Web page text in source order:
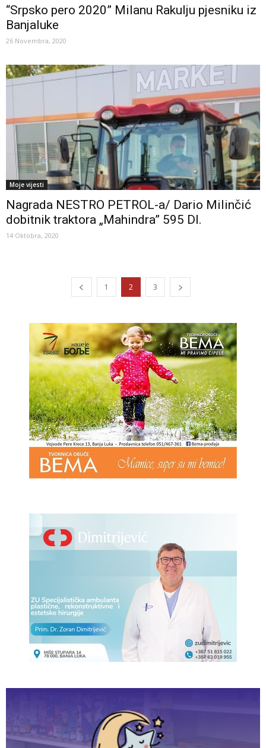
“Srpsko pero 2020” Milanu Rakulju pjesniku iz
Banjaluke
26 Novembra, 2020
Moje vijesti
Nagrada NESTRO PETROL-a/ Dario Milinčić
dobitnik traktora „Mahindra” 595 DI.
14 Oktobra, 2020
1 2 3